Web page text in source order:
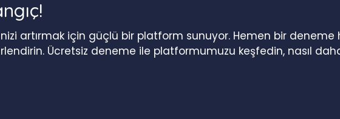
artırmak için güçlü bir platform sunuyor. Hemen bir deneme
Ücretsiz deneme ile platformumuzu keşfedin, nasıl